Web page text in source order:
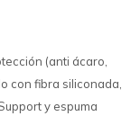
(anti ácaro,
con fibra siliconada,
y espuma